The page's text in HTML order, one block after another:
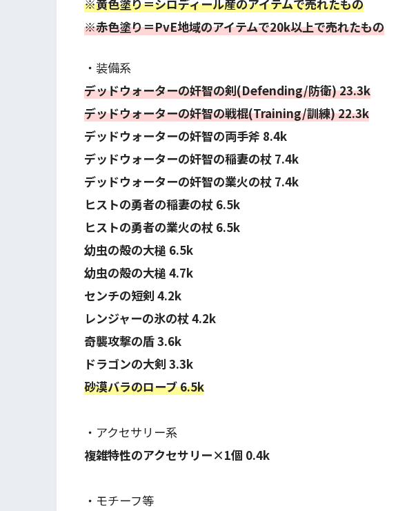
※黄色塗り＝シロディール産のアイテムで売れたもの
※赤色塗り＝PvE地域のアイテムで20k以上で売れたもの
・装備系
デッドウォーターの奸智の剣(Defending/防衛) 23.3k
デッドウォーターの奸智の戦棍(Training/訓練) 22.3k
デッドウォーターの奸智の両手斧 8.4k
デッドウォーターの奸智の稲妻の杖 7.4k
デッドウォーターの奸智の業火の杖 7.4k
ヒストの勇者の稲妻の杖 6.5k
ヒストの勇者の業火の杖 6.5k
幼虫の殻の大槌 6.5k
幼虫の殻の大槌 4.7k
センチの短剣 4.2k
レンジャーの氷の杖 4.2k
奇襲攻撃の盾 3.6k
ドラゴンの大剣 3.3k
砂漠バラのローブ 6.5k
・アクセサリー系
複雑特性のアクセサリー×1個 0.4k
・モチーフ等